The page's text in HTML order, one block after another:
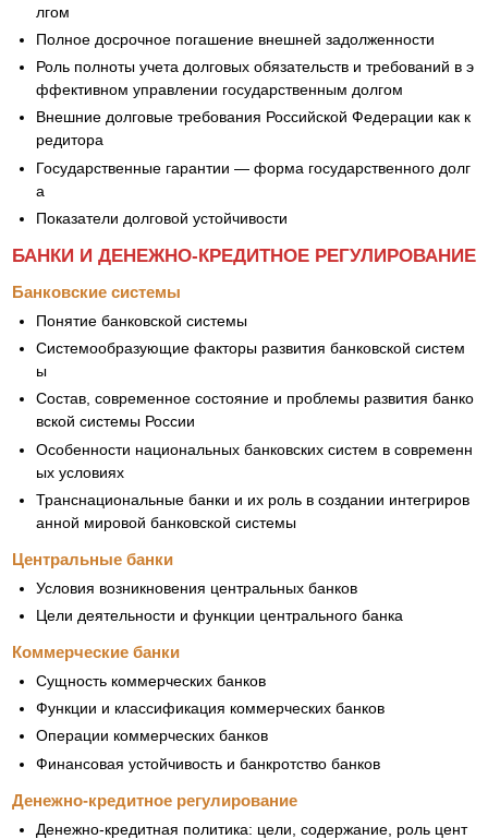
лгом
Полное досрочное погашение внешней задолженности
Роль полноты учета долговых обязательств и требований в э
ффективном управлении государственным долгом
Внешние долговые требования Российской Федерации как к
редитора
Государственные гарантии — форма государственного долг
а
Показатели долговой устойчивости
БАНКИ И ДЕНЕЖНО-КРЕДИТНОЕ РЕГУЛИРОВАНИЕ
Банковские системы
Понятие банковской системы
Системообразующие факторы развития банковской систем
ы
Состав, современное состояние и проблемы развития банко
вской системы России
Особенности национальных банковских систем в современн
ых условиях
Транснациональные банки и их роль в создании интегриров
анной мировой банковской системы
Центральные банки
Условия возникновения центральных банков
Цели деятельности и функции центрального банка
Коммерческие банки
Сущность коммерческих банков
Функции и классификация коммерческих банков
Операции коммерческих банков
Финансовая устойчивость и банкротство банков
Денежно-кредитное регулирование
Денежно-кредитная политика: цели, содержание, роль цент